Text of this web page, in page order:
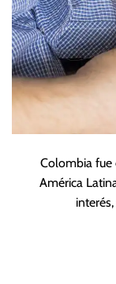
Colombia fue
América